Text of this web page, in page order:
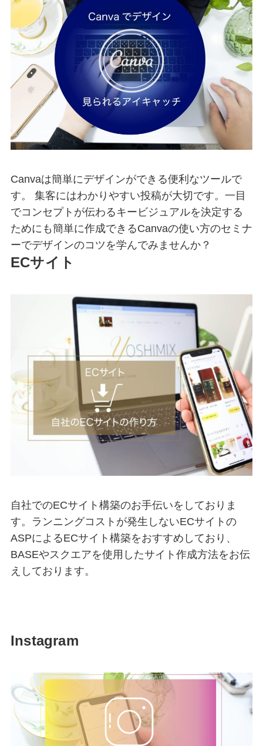
Canvaは簡単にデザインができる便利なツールで
す。 集客にはわかりやすい投稿が大切です。一目
でコンセプトが伝わるキービジュアルを決定する
ためにも簡単に作成できるCanvaの使い方のセミナ
ーでデザインのコツを学んでみませんか？
ECサイト
自社でのECサイト構築のお手伝いをしておりま
す。ランニングコストが発生しないECサイトの
ASPによるECサイト構築をおすすめしており、
BASEやスクエアを使用したサイト作成方法をお伝
えしております。
Instagram